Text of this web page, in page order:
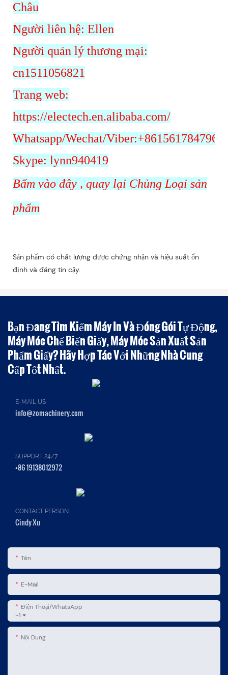
Châu
Người liên hệ: Ellen
Người quản lý thương mại:
cn1511056821
Trang web:
https://electech.en.alibaba.com/
Whatsapp/Wechat/Viber:+8615617847962
Skype: lynn940419
Bấm vào đây , quay lại Chủng Loại sản
phẩm
Sản phẩm có chất lượng được chứng nhận và hiệu suất ổn
định và đáng tin cậy.
Bạn Đang Tìm Kiếm Máy In Và Đóng Gói Tự Động,
Máy Móc Chế Biến Giấy, Máy Móc Sản Xuất Sản
Phẩm Giấy? Hãy Hợp Tác Với Những Nhà Cung
Cấp Tốt Nhất.
E-MAIL US
info@zomachinery.com
SUPPORT 24/7
+86 19138012972
CONTACT PERSON:
Cindy Xu
Tên
E-Mail
+1
Điện Thoại/WhatsApp
Nội Dung